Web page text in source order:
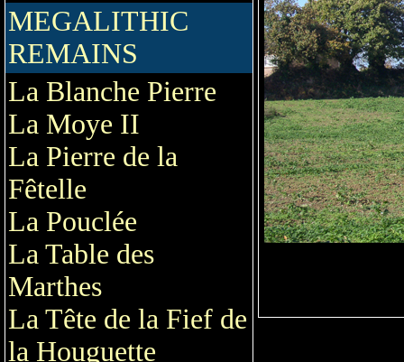
MEGALITHIC
REMAINS
La Blanche Pierre
La Moye II
La Pierre de la
Fêtelle
La Pouclée
La Table des
Marthes
La Tête de la Fief de
la Houguette